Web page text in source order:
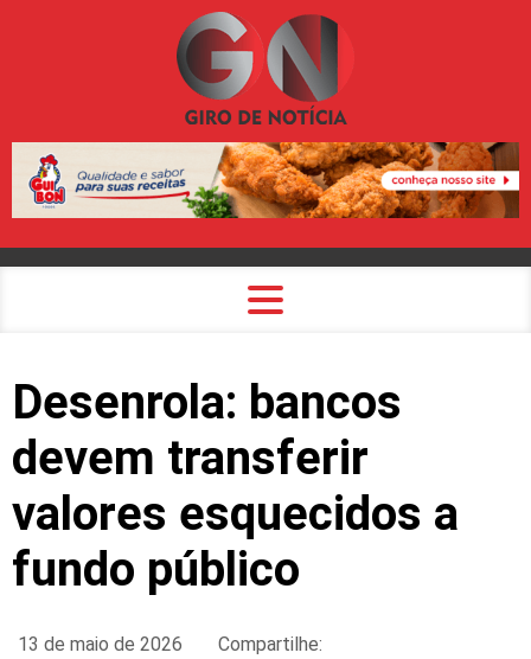
Desenrola: bancos
devem transferir
valores esquecidos a
fundo público
13 de maio de 2026 Compartilhe: